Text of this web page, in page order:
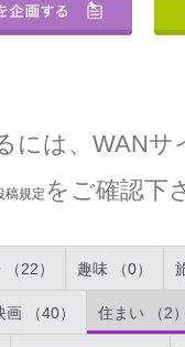
には、WAN
稿規定 をご確認下
22） 趣味 （0）
（40） 住まい （2